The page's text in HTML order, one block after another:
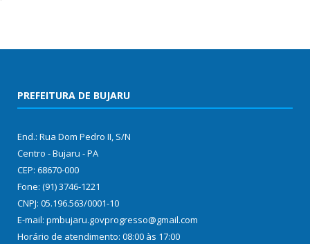
PREFEITURA DE BUJARU
End.: Rua Dom Pedro II, S/N
Centro - Bujaru - PA
CEP: 68670-000
Fone: (91) 3746-1221
CNPJ: 05.196.563/0001-10
E-mail: pmbujaru.govprogresso@gmail.com
Horário de atendimento: 08:00 às 17:00